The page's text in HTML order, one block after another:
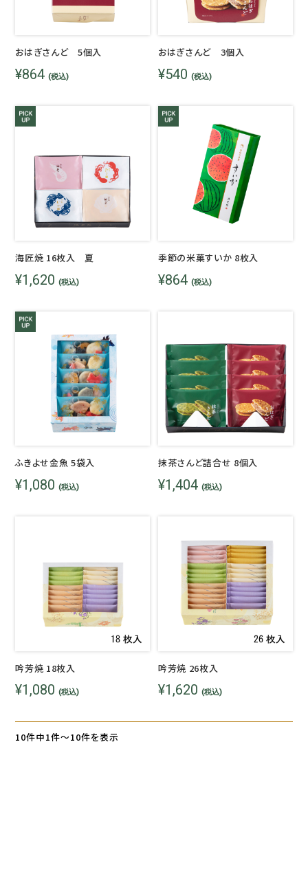
おはぎさんど 5個入
¥864 (税込)
おはぎさんど 3個入
¥540 (税込)
海匠焼 16枚入 夏
¥1,620 (税込)
季節の米菓すいか 8枚入
¥864 (税込)
ふきよせ金魚 5袋入
¥1,080 (税込)
抹茶さんど詰合せ 8個入
¥1,404 (税込)
吟芳焼 18枚入
¥1,080 (税込)
吟芳焼 26枚入
¥1,620 (税込)
10件中1件～10件を表示